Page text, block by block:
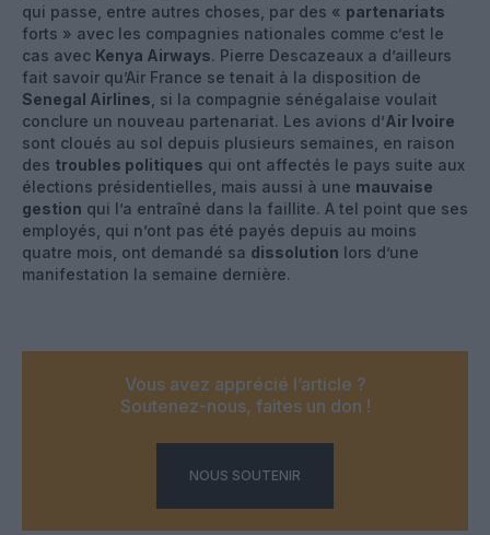
qui passe, entre autres choses, par des « partenariats
forts » avec les compagnies nationales comme c’est le
cas avec Kenya Airways. Pierre Descazeaux a d’ailleurs
fait savoir qu’Air France se tenait à la disposition de
Senegal Airlines , si la compagnie sénégalaise voulait
conclure un nouveau partenariat. Les avions d’Air Ivoire
sont cloués au sol depuis plusieurs semaines, en raison
des troubles politiques qui ont affectés le pays suite aux
élections présidentielles, mais aussi à une mauvaise
gestion qui l’a entraîné dans la faillite. A tel point que ses
employés, qui n’ont pas été payés depuis au moins
quatre mois, ont demandé sa dissolution lors d’une
manifestation la semaine dernière.
Vous avez apprécié l’article ?
Soutenez-nous, faites un don !
NOUS SOUTENIR